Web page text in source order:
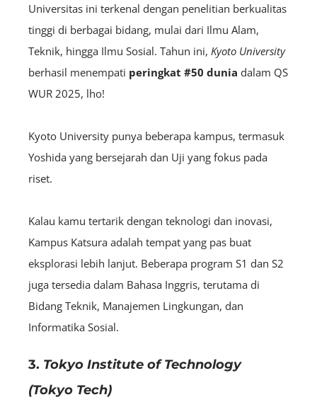
Universitas ini terkenal dengan penelitian berkualitas
tinggi di berbagai bidang, mulai dari Ilmu Alam,
Teknik, hingga Ilmu Sosial. Tahun ini, Kyoto University
berhasil menempati peringkat #50 dunia dalam QS
WUR 2025, lho!
Kyoto University punya beberapa kampus, termasuk
Yoshida yang bersejarah dan Uji yang fokus pada
riset.
Kalau kamu tertarik dengan teknologi dan inovasi,
Kampus Katsura adalah tempat yang pas buat
eksplorasi lebih lanjut. Beberapa program S1 dan S2
juga tersedia dalam Bahasa Inggris, terutama di
Bidang Teknik, Manajemen Lingkungan, dan
Informatika Sosial.
3. Tokyo Institute of Technology
(Tokyo Tech)